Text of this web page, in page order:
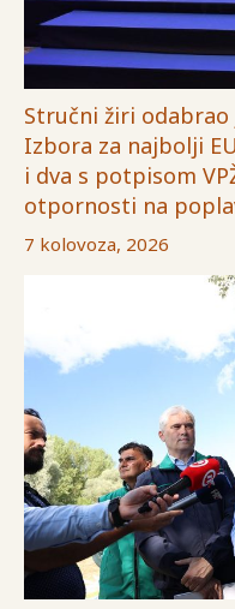
Stručni žiri
Izbora za najbolji
i dva s potpisom
otpornosti na
7 kolovoza, 2026